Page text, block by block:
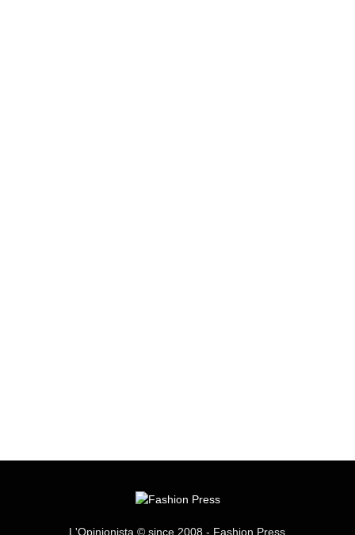
L'Opinionista © since 2008 - Fashion Press